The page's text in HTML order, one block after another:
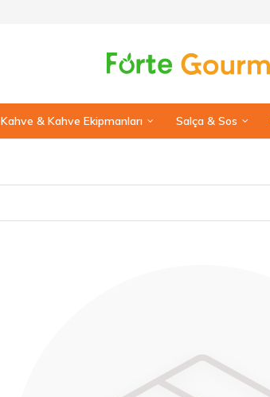
Kahve & Kahve Ekipmanları Salça & Sos